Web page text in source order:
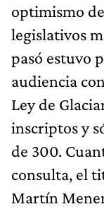
optimismo
legislativos
pasó estuvo
audiencia
Ley de
inscriptos y
de 300.
consulta, el
Martín